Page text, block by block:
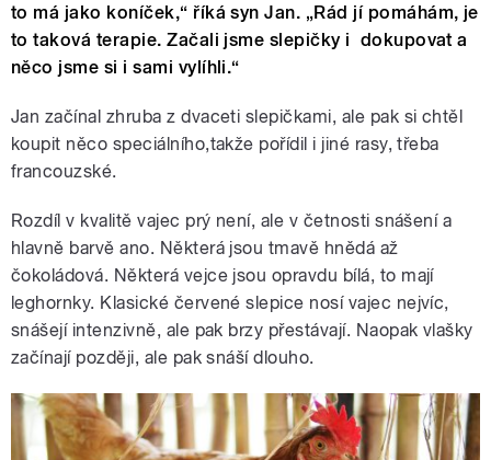
to má jako koníček,“ říká syn Jan. „Rád jí pomáhám, je
to taková terapie. Začali jsme slepičky i dokupovat a
něco jsme si i sami vylíhli.“
Jan začínal zhruba z dvaceti slepičkami, ale pak si chtěl
koupit něco speciálního,takže pořídil i jiné rasy, třeba
francouzské.
Rozdíl v kvalitě vajec prý není, ale v četnosti snášení a
hlavně barvě ano. Některá jsou tmavě hnědá až
čokoládová. Některá vejce jsou opravdu bílá, to mají
leghornky. Klasické červené slepice nosí vajec nejvíc,
snášejí intenzivně, ale pak brzy přestávají. Naopak vlašky
začínají později, ale pak snáší dlouho.